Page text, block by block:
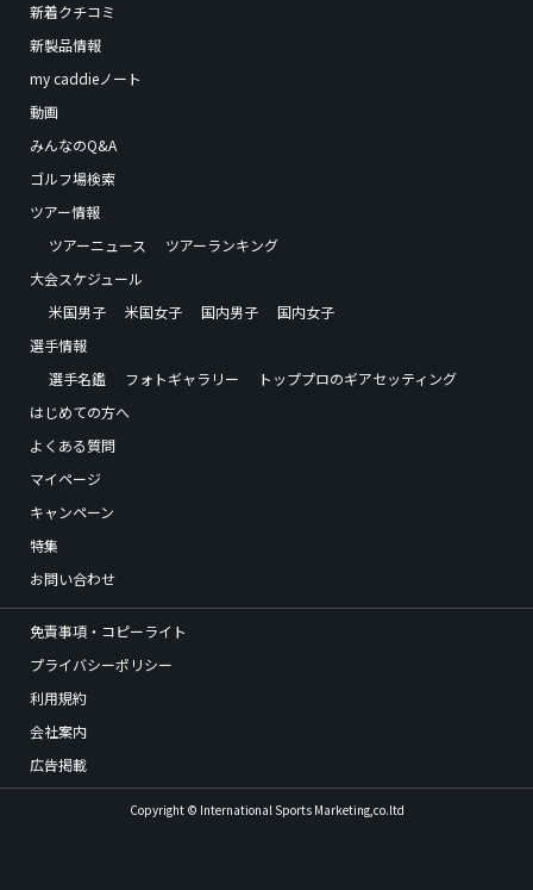
新着クチコミ
新製品情報
my caddieノート
動画
みんなのQ&A
ゴルフ場検索
ツアー情報
ツアーニュース
ツアーランキング
大会スケジュール
米国男子
米国女子 国内男子
国内女子
選手情報
選手名鑑
フォトギャラリー
トッププロのギアセッティング
はじめての方へ
よくある質問
マイページ
キャンペーン
特集
お問い合わせ
免責事項・コピーライト
プライバシーポリシー
利用規約
会社案内
広告掲載
Copyright © International Sports Marketing,co.ltd